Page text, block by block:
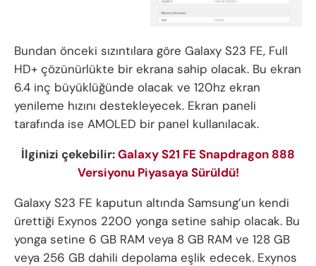
Bundan önceki sızıntılara göre Galaxy S23 FE, Full
HD+ çözünürlükte bir ekrana sahip olacak. Bu ekran
6.4 inç büyüklüğünde olacak ve 120hz ekran
yenileme hızını destekleyecek. Ekran paneli
tarafında ise AMOLED bir panel kullanılacak.
İlginizi çekebilir:Galaxy S21 FE Snapdragon 888
Versiyonu Piyasaya Sürüldü!
Galaxy S23 FE kaputun altında Samsung’un kendi
ürettiği Exynos 2200 yonga setine sahip olacak. Bu
yonga setine 6 GB RAM veya 8 GB RAM ve 128 GB
veya 256 GB dahili depolama eşlik edecek. Exynos